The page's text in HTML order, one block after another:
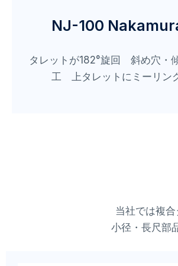
NJ-100
タレットが182°旋回 斜め穴・
工 上タレットにミーリン
当社では複
小径・長尺部